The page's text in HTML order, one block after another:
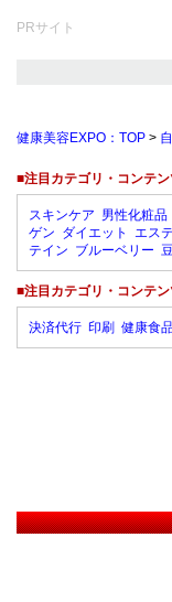
PRサイト
健康美容EXPO：TOP >
■注目カテゴリ・コンテ
スキンケア 男性化粧品
ゲン ダイエット エス
テイン ブルーベリー
■注目カテゴリ・コンテ
決済代行 印刷 健康食